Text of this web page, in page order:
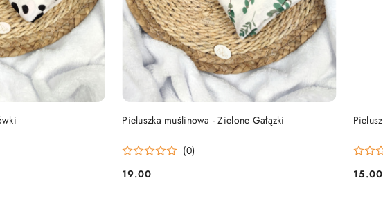
Pieluszka muślinowa - Zielone Gałązki
(0)
Cena:
19.00
DO KOSZYKA
Cena:
15.00